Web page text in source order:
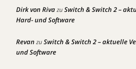
Dirk von RivazuSwitch & Switch 2 –
Hard- und Software
Revan zuSwitch & Switch 2 – aktuelle
und Software